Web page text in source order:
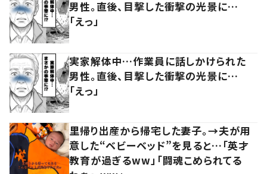
男性。直後、目撃した衝撃の光景に…
「えっ」
実家解体中…作業員に話しかけられた
男性。直後、目撃した衝撃の光景に…
「えっ」
里帰り出産から帰宅した妻子。→夫が用
意した“ベビーベッド”を見ると…「英才
教育が過ぎるww」「闘魂こめられてる